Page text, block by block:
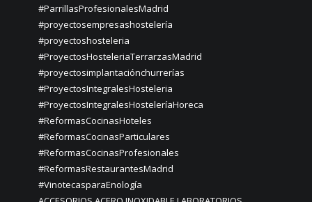
#ParrillasProfesionalesMadrid
#proyectosempresashostelería
#proyectoshosteleria
#ProyectosHosteleriaTerrarzasMadrid
#proyectosimplantaciónchurrerías
#ProyectosIntegralesHosteleria
#ProyectosIntegralesHosteleríaHoreca
#ReformasCocinasHoteles
#ReformasCocinasParticulares
#ReformasCocinasProfesionales
#ReformasRestaurantesMadrid
#VinotecasparaEnología